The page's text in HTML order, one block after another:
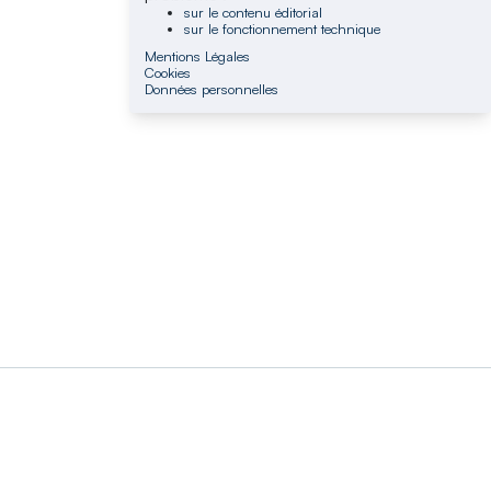
sur le contenu éditorial
sur le fonctionnement technique
Mentions Légales
Cookies
Données personnelles